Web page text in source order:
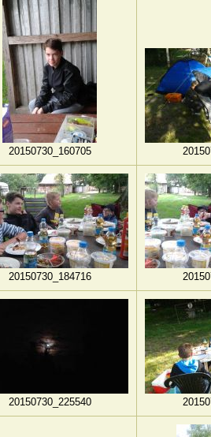
20150730_160705
20150730_184716
20150730_225540